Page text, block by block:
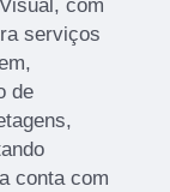
com
serviços
de
conta com